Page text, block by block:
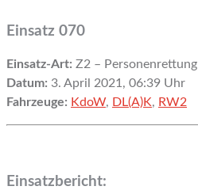
Einsatz 070
Einsatz-Art: Z2 – Personenrettung
Datum: 3. April 2021, 06:39 Uhr
Fahrzeuge: KdoW, DL(A)K, RW2
Einsatzbericht: